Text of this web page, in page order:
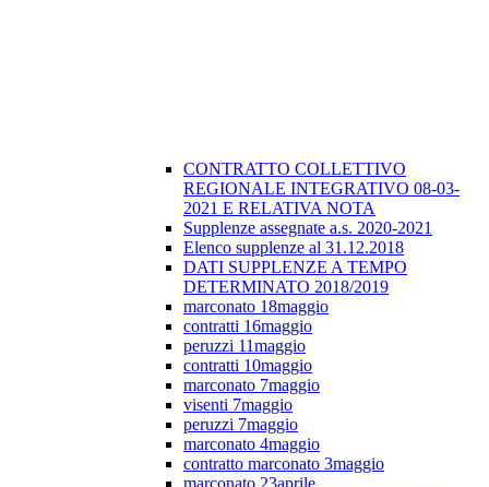
CONTRATTO COLLETTIVO
REGIONALE INTEGRATIVO 08-03-
2021 E RELATIVA NOTA
Supplenze assegnate a.s. 2020-2021
Elenco supplenze al 31.12.2018
DATI SUPPLENZE A TEMPO
DETERMINATO 2018/2019
marconato 18maggio
contratti 16maggio
peruzzi 11maggio
contratti 10maggio
marconato 7maggio
visenti 7maggio
peruzzi 7maggio
marconato 4maggio
contratto marconato 3maggio